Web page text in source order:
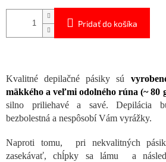
Pridať do košíka
Kvalitné depilačné pásiky sú
mäkkého a veľmi odolného rúna (~ 80
silno priliehavé a savé. Depilácia
bezbolestná a nespôsobí Vám vyrážky.
Naproti tomu, pri nekvalitných
zasekávať, chĺpky sa lámu a